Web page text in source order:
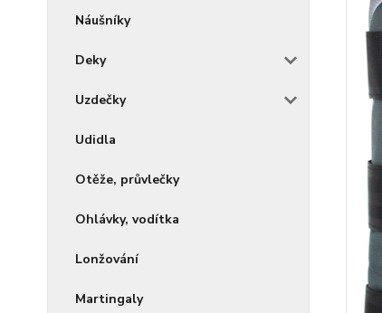
Náušníky
Deky
Uzdečky
Udidla
Otěže, průvlečky
Ohlávky, vodítka
Lonžování
Martingaly